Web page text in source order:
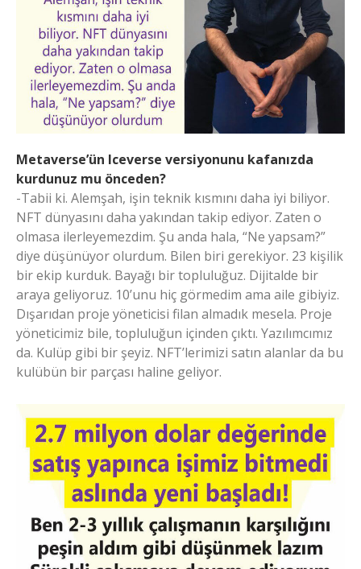
Metaverse’ün Iceverse versiyonunu kafanızda
kurdunuz mu önceden?
-Tabii ki. Alemşah, işin teknik kısmını daha iyi biliyor.
NFT dünyasını daha yakından takip ediyor. Zaten o
olmasa ilerleyemezdim. Şu anda hala, “Ne yapsam?”
diye düşünüyor olurdum. Bilen biri gerekiyor. 23 kişilik
bir ekip kurduk. Bayağı bir topluluğuz. Dijitalde bir
araya geliyoruz. 10’unu hiç görmedim ama aile gibiyiz.
Dışarıdan proje yöneticisi filan almadık mesela. Proje
yöneticimiz bile, topluluğun içinden çıktı. Yazılımcımız
da. Kulüp gibi bir şeyiz. NFT’lerimizi satın alanlar da bu
kulübün bir parçası haline geliyor.